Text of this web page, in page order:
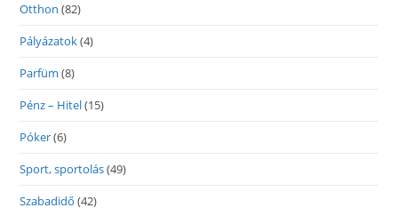
Otthon (82)
Pályázatok(4)
Parfüm (8)
Pénz – Hitel(15)
Póker(6)
Sport, sportolás(49)
Szabadidő (42)